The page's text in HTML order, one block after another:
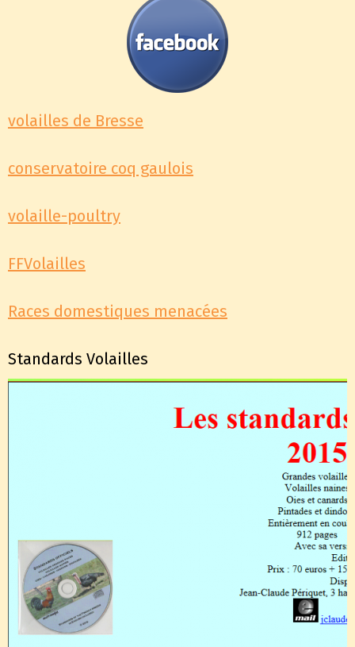
volailles de Bresse
conservatoire coq gaulois
volaille-poultry
FFVolailles
Races domestiques menacées
Standards Volailles